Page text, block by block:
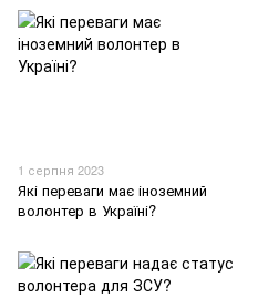
1 серпня 2023
Які переваги має іноземний
волонтер в Україні?